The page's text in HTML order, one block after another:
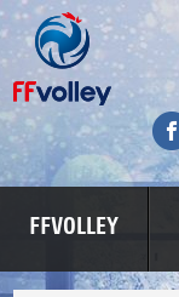
FFVOLLEY